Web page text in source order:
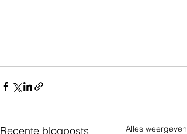
Recente blogposts Alles weergeven